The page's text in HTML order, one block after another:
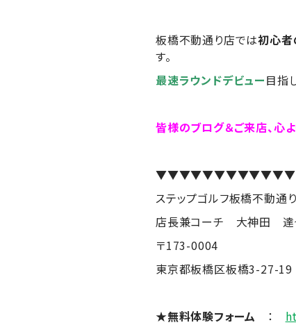
板橋不動通り店では初心者
す。
最速ラウンドデビュー目指
皆様のブログ＆ご来店、心よ
ステップゴルフ板橋不動通
店長兼コーチ 大神田 達
〒173-0004
東京都板橋区板橋3-27-
★無料体験フォーム ：